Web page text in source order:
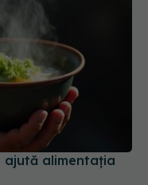
ajută alimentația